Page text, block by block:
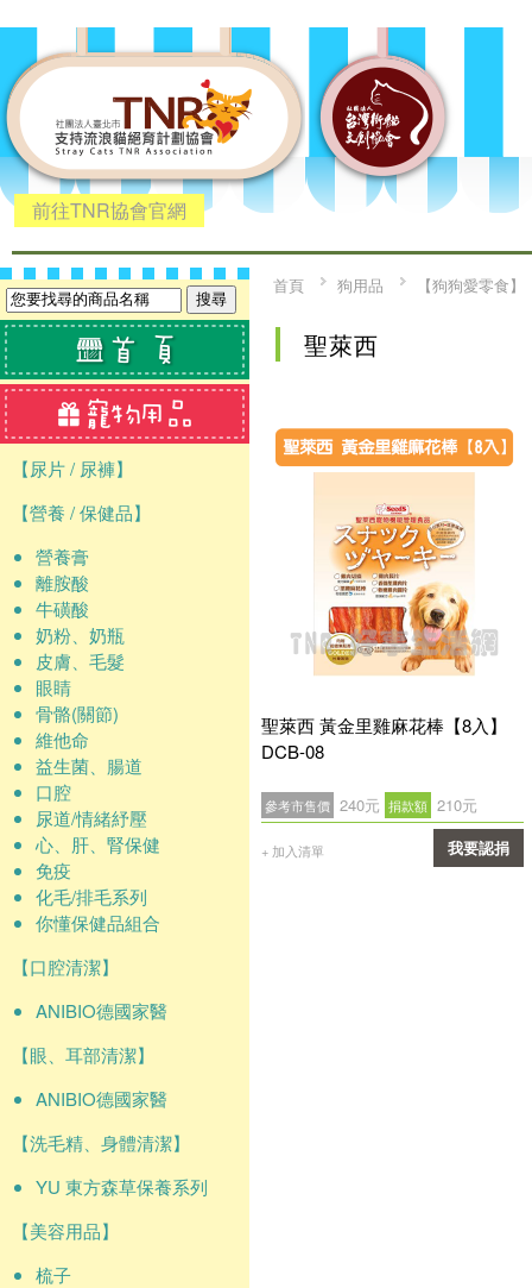
前往TNR協會官網
【尿片 / 尿褲】
【營養 / 保健品】
營養膏
離胺酸
牛磺酸
奶粉、奶瓶
皮膚、毛髮
眼睛
骨骼(關節)
維他命
益生菌、腸道
口腔
尿道/情緒紓壓
心、肝、腎保健
免疫
化毛/排毛系列
你懂保健品組合
【口腔清潔】
ANIBIO德國家醫
【眼、耳部清潔】
ANIBIO德國家醫
【洗毛精、身體清潔】
YU 東方森草保養系列
【美容用品】
梳子
首頁 狗用品 【狗狗愛零食】
聖萊西
聖萊西 黃金里雞麻花棒【8入】
DCB-08
參考市售價 240元 捐款額 210元
+ 加入清單 我要認捐